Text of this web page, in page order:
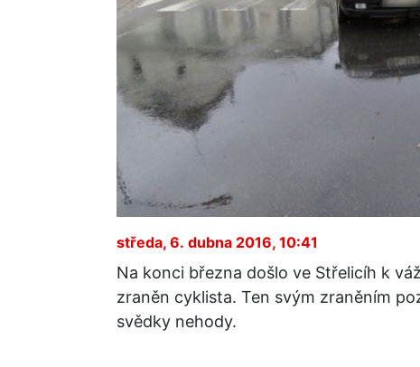
středa, 6. dubna 2016, 10:41
Na konci března došlo ve Střelicíh k
zraněn cyklista. Ten svým zraněním
svědky nehody.